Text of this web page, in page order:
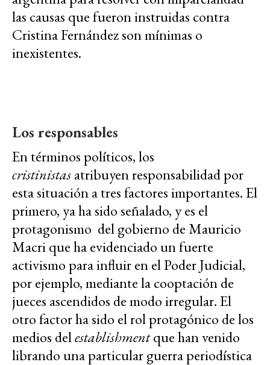
las causas que fueron instruidas contra
Cristina Fernández son mínimas o
inexistentes.
Los responsables
En términos políticos, los
cristinistasatribuyen responsabilidad por
esta situación a tres factores importantes. El
primero, ya ha sido señalado, y es el
protagonismo del gobierno de Mauricio
Macri que ha evidenciado un fuerte
activismo para influir en el Poder Judicial,
por ejemplo, mediante la cooptación de
jueces ascendidos de modo irregular. El
otro factor ha sido el rol protagónico de los
medios delestablishmentque han venido
librando una particular guerra periodística